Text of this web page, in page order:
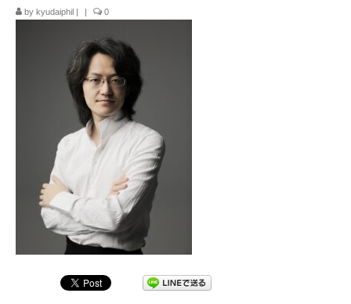
九大フィルの歴史
ご寄付のお願い
演奏会の歴史
出張演奏
九大フィル特集ページ
団員専用ページ
by kyudaiphil 0